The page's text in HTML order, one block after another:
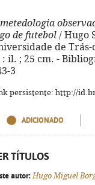
de futebol / Hugo
de Trás-
: il. ; 25 cm. -
3
persistente: http://
ADICIONADO
TÍTULOS
autor: Hugo Miguel